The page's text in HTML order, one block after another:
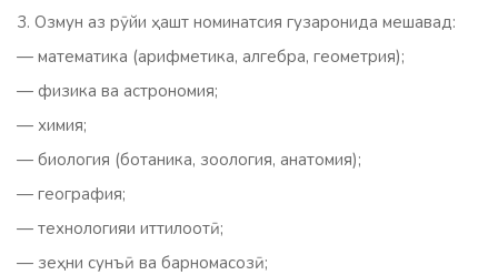
3. Озмун аз рӯйи ҳашт номинатсия гузаронида мешавад:
— математика (арифметика, алгебра, геометрия);
— физика ва астрономия;
— химия;
— биология (ботаника, зоология, анатомия);
— география;
— технологияи иттилоотӣ;
— зеҳни сунъӣ ва барномасозӣ;